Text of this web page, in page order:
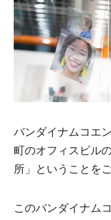
バンダイナムコエ
町のオフィスビル
所」ということを
このバンダイナム